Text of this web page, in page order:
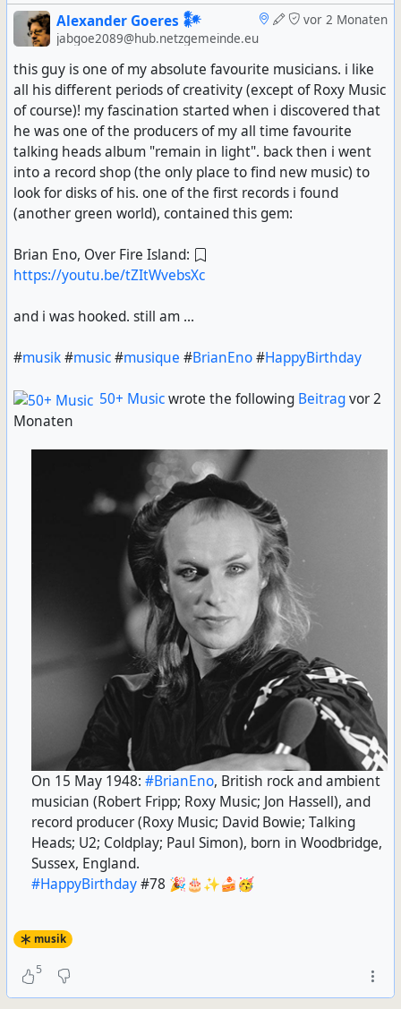
vor 2 Monaten
Alexander Goeres 𒀯
jabgoe2089@hub.netzgemeinde.eu
this guy is one of my absolute favourite musicians. i like
all his different periods of creativity (except of Roxy Music
of course)! my fascination started when i discovered that
he was one of the producers of my all time favourite
talking heads album "remain in light". back then i went
into a record shop (the only place to find new music) to
look for disks of his. one of the first records i found
(another green world), contained this gem:
Brian Eno, Over Fire Island:
https://youtu.be/tZItWvebsXc
and i was hooked. still am ...
#musik#music#musique #BrianEno#HappyBirthday
50+ Musicwrote the following Beitragvor 2
Monaten
On 15 May 1948: #BrianEno, British rock and ambient
musician (Robert Fripp; Roxy Music; Jon Hassell), and
record producer (Roxy Music; David Bowie; Talking
Heads; U2; Coldplay; Paul Simon), born in Woodbridge,
Sussex, England.
#HappyBirthday#78 🎉🎂✨🍰🥳
musik
5